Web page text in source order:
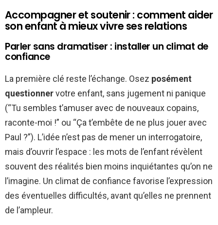
Accompagner et soutenir : comment aider
son enfant à mieux vivre ses relations
Parler sans dramatiser : installer un climat de
confiance
La première clé reste l’échange. Osez posément
questionnervotre enfant, sans jugement ni panique
(“Tu sembles t’amuser avec de nouveaux copains,
raconte-moi !” ou “Ça t’embête de ne plus jouer avec
Paul ?”). L’idée n’est pas de mener un interrogatoire,
mais d’ouvrir l’espace : les mots de l’enfant révèlent
souvent des réalités bien moins inquiétantes qu’on ne
l’imagine. Un climat de confiance favorise l’expression
des éventuelles difficultés, avant qu’elles ne prennent
de l’ampleur.